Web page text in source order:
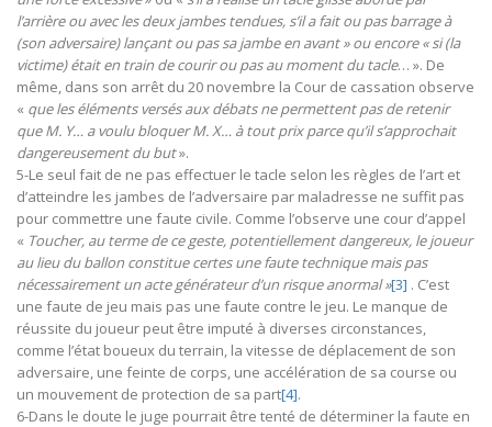
l’arrière ou avec les deux jambes tendues, s’il a fait ou pas barrage à
(son adversaire) lançant ou pas sa jambe en avant » ou encore « si (la
victime) était en train de courir ou pas au moment du tacle… ». De
même, dans son arrêt du 20 novembre la Cour de cassation observe
« que les éléments versés aux débats ne permettent pas de retenir
que M. Y… a voulu bloquer M. X… à tout prix parce qu’il s’approchait
dangereusement du but».
5-Le seul fait de ne pas effectuer le tacle selon les règles de l’art et
d’atteindre les jambes de l’adversaire par maladresse ne suffit pas
pour commettre une faute civile. Comme l’observe une cour d’appel
« Toucher, au terme de ce geste, potentiellement dangereux, le joueur
au lieu du ballon constitue certes une faute technique mais pas
nécessairement un acte générateur d’un risque anormal »[3] . C’est
une faute de jeu mais pas une faute contre le jeu. Le manque de
réussite du joueur peut être imputé à diverses circonstances,
comme l’état boueux du terrain, la vitesse de déplacement de son
adversaire, une feinte de corps, une accélération de sa course ou
un mouvement de protection de sa part[4].
6-Dans le doute le juge pourrait être tenté de déterminer la faute en